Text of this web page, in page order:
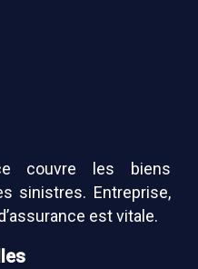
couvre les biens
sinistres. Entreprise,
est vitale.